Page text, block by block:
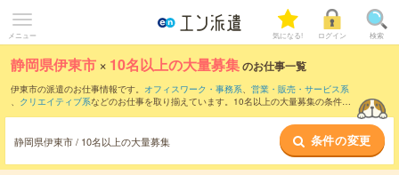
メニュー 気になる! ログイン 検索
静岡県伊東市 × 10名以上の大量募集のお仕事一覧
伊東市の派遣のお仕事情報です。 オフィスワーク・事務系、 営業・販売・サービス系
、 クリエイティブ系などのお仕事を取り揃えています。10名以上の大量募集の条件の
静岡県伊東市 / 10名以上の大量募集 条件の変更